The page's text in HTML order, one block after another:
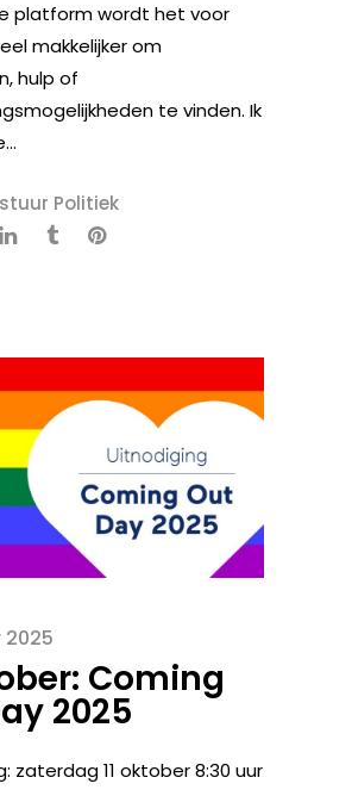
platform wordt het voor
makkelijker om
hulp of
te vinden. Ik
Politiek
Coming
2025
zaterdag 11 oktober 8:30 uur